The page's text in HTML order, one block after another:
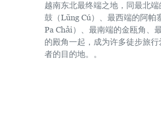
越南东北最终端之地，同最北端
鼓（Lũng Cú）、最西端的阿帕
Pa Chải）、最南端的金瓯角、
的殿角一起，成为许多徒步旅行
者的目的地。。